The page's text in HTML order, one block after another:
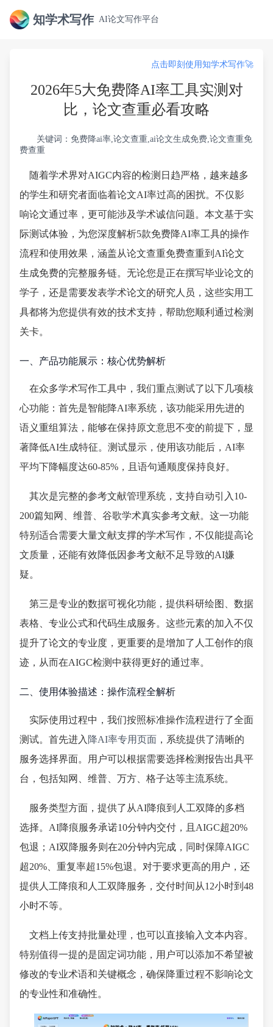
知学术写作 AI论文写作平台
点击即刻使用知学术写作🚀
2026年5大免费降AI率工具实测对
比，论文查重必看攻略
关键词：免费降ai率,论文查重,ai论文生成免费,论文查重免
费查重
随着学术界对AIGC内容的检测日趋严格，越来越多
的学生和研究者面临着论文AI率过高的困扰。不仅影
响论文通过率，更可能涉及学术诚信问题。本文基于实
际测试体验，为您深度解析5款免费降AI率工具的操作
流程和使用效果，涵盖从论文查重免费查重到AI论文
生成免费的完整服务链。无论您是正在撰写毕业论文的
学子，还是需要发表学术论文的研究人员，这些实用工
具都将为您提供有效的技术支持，帮助您顺利通过检测
关卡。
一、产品功能展示：核心优势解析
在众多学术写作工具中，我们重点测试了以下几项核
心功能：首先是智能降AI率系统，该功能采用先进的
语义重组算法，能够在保持原文意思不变的前提下，显
著降低AI生成特征。测试显示，使用该功能后，AI率
平均下降幅度达60-85%，且语句通顺度保持良好。
其次是完整的参考文献管理系统，支持自动引入10-
200篇知网、维普、谷歌学术真实参考文献。这一功能
特别适合需要大量文献支撑的学术写作，不仅能提高论
文质量，还能有效降低因参考文献不足导致的AI嫌
疑。
第三是专业的数据可视化功能，提供科研绘图、数据
表格、专业公式和代码生成服务。这些元素的加入不仅
提升了论文的专业度，更重要的是增加了人工创作的痕
迹，从而在AIGC检测中获得更好的通过率。
二、使用体验描述：操作流程全解析
实际使用过程中，我们按照标准操作流程进行了全面
测试。首先进入 降AI率专用页面 ，系统提供了清晰的
服务选择界面。用户可以根据需要选择检测报告出具平
台，包括知网、维普、万方、格子达等主流系统。
服务类型方面，提供了从AI降痕到人工双降的多档
选择。AI降痕服务承诺10分钟内交付，且AIGC超20%
包退；AI双降服务则在20分钟内完成，同时保障AIGC
超20%、重复率超15%包退。对于要求更高的用户，还
提供人工降痕和人工双降服务，交付时间从12小时到48
小时不等。
文档上传支持批量处理，也可以直接输入文本内容。
特别值得一提的是固定词功能，用户可以添加不希望被
修改的专业术语和关键概念，确保降重过程不影响论文
的专业性和准确性。